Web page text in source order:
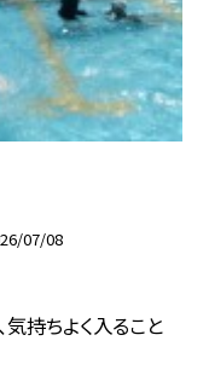
07/08
持ちよく入ること